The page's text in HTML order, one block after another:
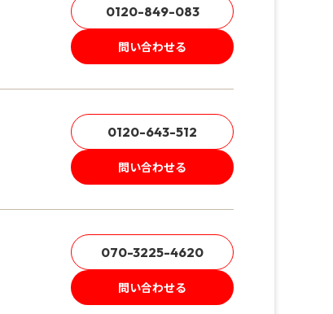
0120-849-083
問い合わせる
0120-643-512
問い合わせる
070-3225-4620
問い合わせる